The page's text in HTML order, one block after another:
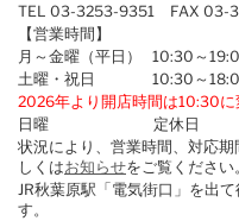
TEL 03-3253-9351 FAX 03-
【営業時間】
月～金曜（平日） 10:30～
土曜・祝日 10:30～
2026年より開店時間は10:30に
日曜 定休日
状況により、営業時間、対応
しくはお知らせをご覧ください
JR秋葉原駅「電気街口」を出
す。